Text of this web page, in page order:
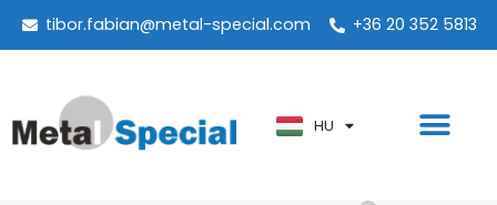
tibor.fabian@metal-special.com +36 20 352 5813
HU
PT
AR